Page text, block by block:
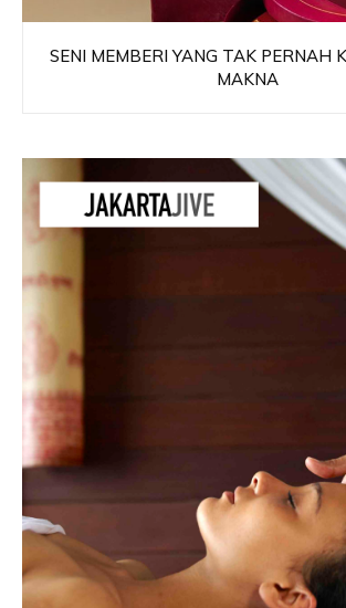
SENI MEMBERI YANG TAK PERNAH
MAKNA